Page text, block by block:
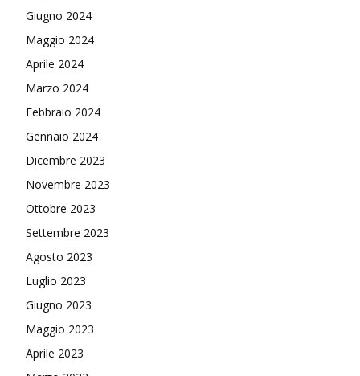
Giugno 2024
Maggio 2024
Aprile 2024
Marzo 2024
Febbraio 2024
Gennaio 2024
Dicembre 2023
Novembre 2023
Ottobre 2023
Settembre 2023
Agosto 2023
Luglio 2023
Giugno 2023
Maggio 2023
Aprile 2023